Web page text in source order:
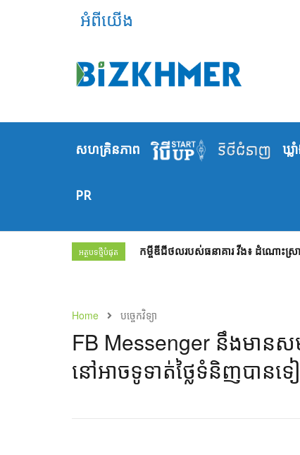
អំពីយើង
សហគ្រិនភាព ឃ្ល
PR
អត្ថបទថ្មីបំផុត កម្ចីឌីជីថលរបស់ធនាគារ វីង៖ ដំណោះស្រា
Home បច្ចេកវិទ្យា
FB ​Messenger នឹង​មាន​ស
នៅ​អាច​​ទូទាត់​ថ្លៃ​ទំនិញ​បាន​ទ